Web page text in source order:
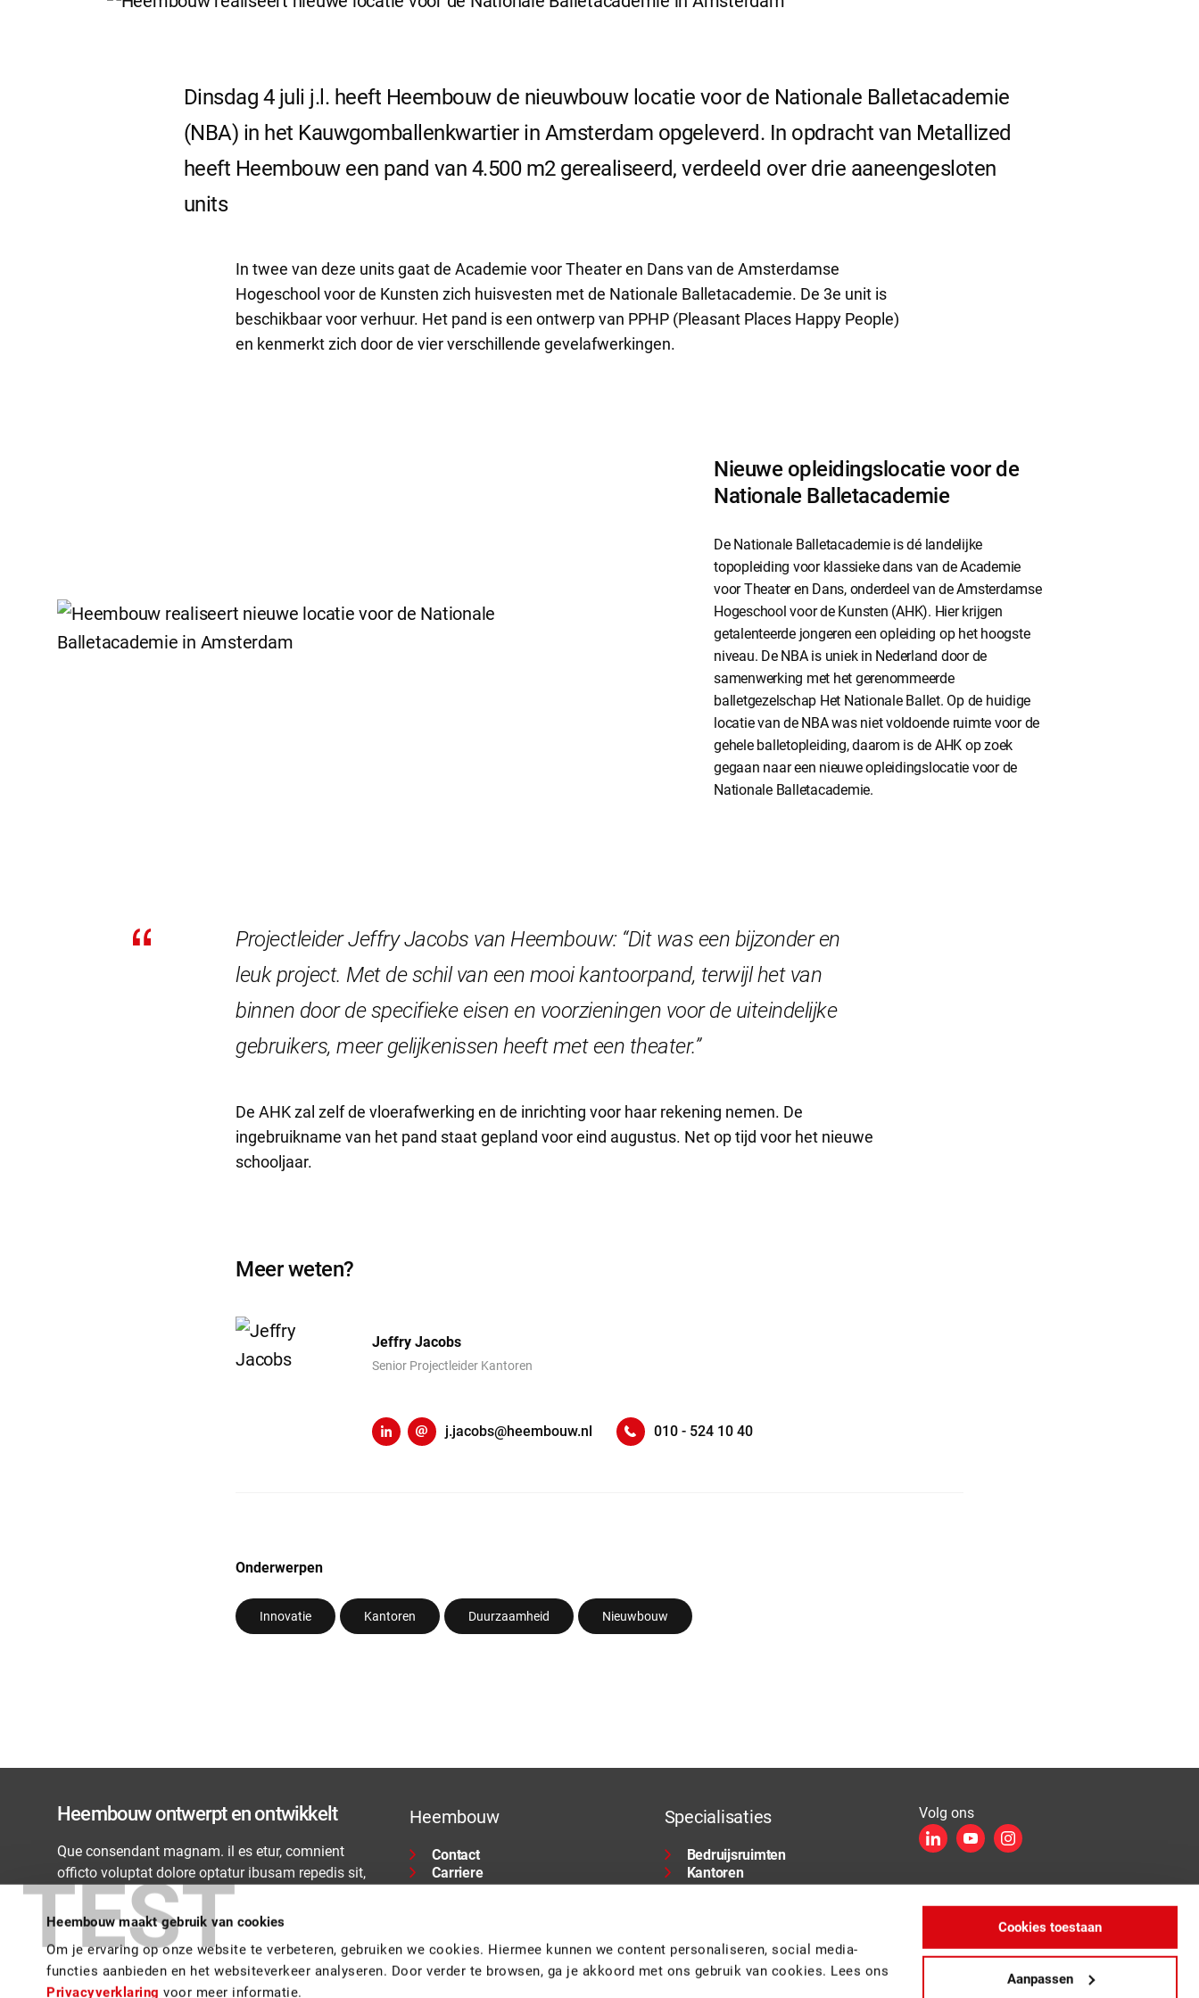
TEST
Heembouw maakt gebruik van cookies
Om je ervaring op onze website te verbeteren, gebruiken we cookies. Hiermee kunnen we content personaliseren, social media-
functies aanbieden en het websiteverkeer analyseren. Door verder te browsen, ga je akkoord met ons gebruik van cookies. Lees ons
Privacyverklaring voor meer informatie.
Cookies toestaan
Aanpassen
Dinsdag 4 juli j.l. heeft Heembouw de nieuwbouw locatie voor de Nationale Balletacademie
(NBA) in het Kauwgomballenkwartier in Amsterdam opgeleverd. In opdracht van Metallized
heeft Heembouw een pand van 4.500 m2 gerealiseerd, verdeeld over drie aaneengesloten
units
In twee van deze units gaat de Academie voor Theater en Dans van de Amsterdamse
Hogeschool voor de Kunsten zich huisvesten met de Nationale Balletacademie. De 3e unit is
beschikbaar voor verhuur. Het pand is een ontwerp van PPHP (Pleasant Places Happy People)
en kenmerkt zich door de vier verschillende gevelafwerkingen.
Nieuwe opleidingslocatie voor de
Nationale Balletacademie
De Nationale Balletacademie is dé landelijke
topopleiding voor klassieke dans van de Academie
voor Theater en Dans, onderdeel van de Amsterdamse
Hogeschool voor de Kunsten (AHK). Hier krijgen
getalenteerde jongeren een opleiding op het hoogste
niveau. De NBA is uniek in Nederland door de
samenwerking met het gerenommeerde
balletgezelschap Het Nationale Ballet. Op de huidige
locatie van de NBA was niet voldoende ruimte voor de
gehele balletopleiding, daarom is de AHK op zoek
gegaan naar een nieuwe opleidingslocatie voor de
Nationale Balletacademie.
Projectleider Jeffry Jacobs van Heembouw: “Dit was een bijzonder en
leuk project. Met de schil van een mooi kantoorpand, terwijl het van
binnen door de specifieke eisen en voorzieningen voor de uiteindelijke
gebruikers, meer gelijkenissen heeft met een theater.”
De AHK zal zelf de vloerafwerking en de inrichting voor haar rekening nemen. De
ingebruikname van het pand staat gepland voor eind augustus. Net op tijd voor het nieuwe
schooljaar.
Meer weten?
Jeffry Jacobs
Senior Projectleider Kantoren
LinkedIn j.jacobs@heembouw.nl 010 - 524 10 40
Onderwerpen
Innovatie Kantoren Duurzaamheid Nieuwbouw
Heembouw ontwerpt en ontwikkelt
Que consendant magnam. il es etur, comnient
officto voluptat dolore optatur ibusam repedis sit,
sam dolorro con non restis renimi, que venienihil
maiorias asi sitatatem a ventessum enditin iscitias
il is diti
Heembouw
Contact
Carriere
Specialisaties
Bedruijsruimten
Kantoren
Wonen
Volg ons
LinkedInYouTubeInstagram
Inschrijven